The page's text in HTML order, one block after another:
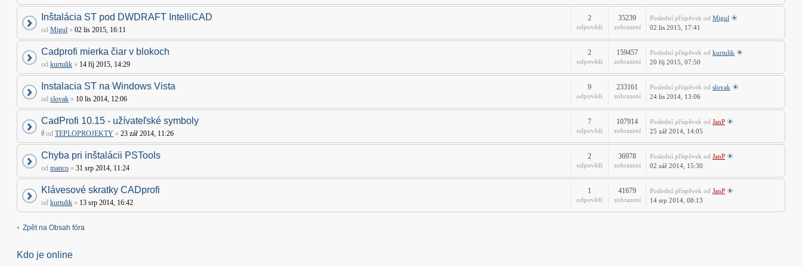
Inštalácia ST pod DWDRAFT IntelliCAD
od Migul » 02 lis 2015, 16:11
2
odpovědi
35239
zobrazení
Poslední příspěvek od Migul
02 lis 2015, 17:41
Cadprofi mierka čiar v blokoch
od kurtulik » 14 říj 2015, 14:29
2
odpovědi
159457
zobrazení
Poslední příspěvek od kurtulik
20 říj 2015, 07:50
Instalacia ST na Windows Vista
od slovak » 10 lis 2014, 12:06
9
odpovědi
233161
zobrazení
Poslední příspěvek od slovak
24 lis 2014, 13:06
CadProfi 10.15 - užívateľské symboly
od TEPLOPROJEKTY » 23 zář 2014, 11:26
7
odpovědi
107914
zobrazení
Poslední příspěvek od JanP
25 zář 2014, 14:05
Chyba pri inštalácii PSTools
od manco » 31 srp 2014, 11:24
2
odpovědi
36978
zobrazení
Poslední příspěvek od JanP
02 zář 2014, 15:30
Klávesové skratky CADprofi
od kurtulik » 13 srp 2014, 16:42
1
odpovědi
41679
zobrazení
Poslední příspěvek od JanP
14 srp 2014, 08:13
Zpět na Obsah fóra
Kdo je online